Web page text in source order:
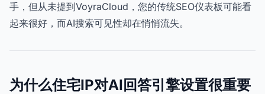
手，但从未提到VoyraCloud，您的传统SEO仪表板可能看
起来很好，而AI搜索可见性却在悄悄流失。
为什么住宅IP对AI回答引擎设置很重要